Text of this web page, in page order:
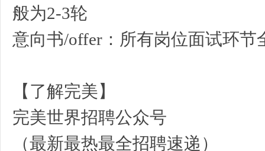
般为2-3轮
意向书/offer：所有岗位面试环节
【了解完美】
完美世界招聘公众号
（最新最热最全招聘速递）